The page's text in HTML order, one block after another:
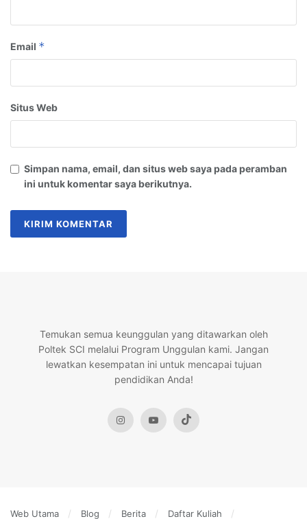
Email *
Situs Web
Simpan nama, email, dan situs web saya pada peramban
ini untuk komentar saya berikutnya.
Temukan semua keunggulan yang ditawarkan oleh
Poltek SCI melalui Program Unggulan kami. Jangan
lewatkan kesempatan ini untuk mencapai tujuan
pendidikan Anda!
Web Utama Blog Berita Daftar Kuliah